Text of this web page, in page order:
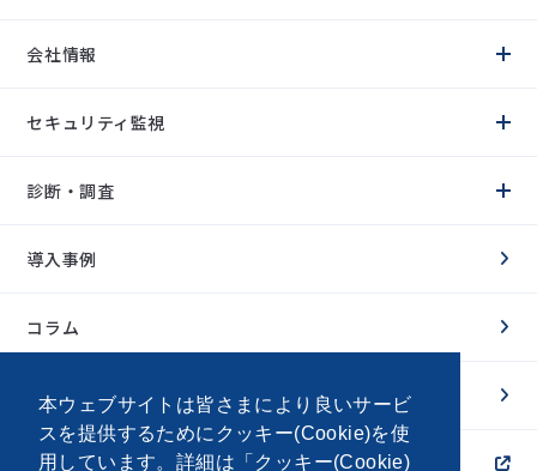
本ウェブサイトは皆さまにより良いサービ
スを提供するためにクッキー(Cookie)を使
用しています。詳細は「 クッキー(Cookie)
ネットワークセキュリティ
ゼロトラストセキュリティ
IDセキュリティ
脆弱性管理
UTM
EDR
SIEM
セキュリティ監視
会社情報
サービスモデル
代表メッセージ
取引先
関連会社
セキュリティ監視
MDR サービス
マネージドSIEMサービス
診断・調査
プラットフォーム診断
ぺネトレーションテスト
ASMサービス
ダークウェブ調査
セキュリティアドバイザリー
導入事例
コラム
お知らせ
採用情報